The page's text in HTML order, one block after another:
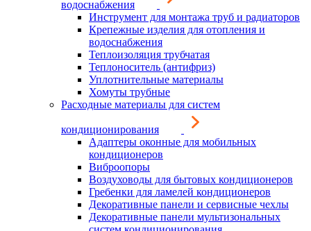
водоснабжения
Инструмент для монтажа труб и радиаторов
Крепежные изделия для отопления и
водоснабжения
Теплоизоляция трубчатая
Теплоноситель (антифриз)
Уплотнительные материалы
Хомуты трубные
Расходные материалы для систем
кондиционирования
Адаптеры оконные для мобильных
кондиционеров
Виброопоры
Воздуховоды для бытовых кондиционеров
Гребенки для ламелей кондиционеров
Декоративные панели и сервисные чехлы
Декоративные панели мультизональных